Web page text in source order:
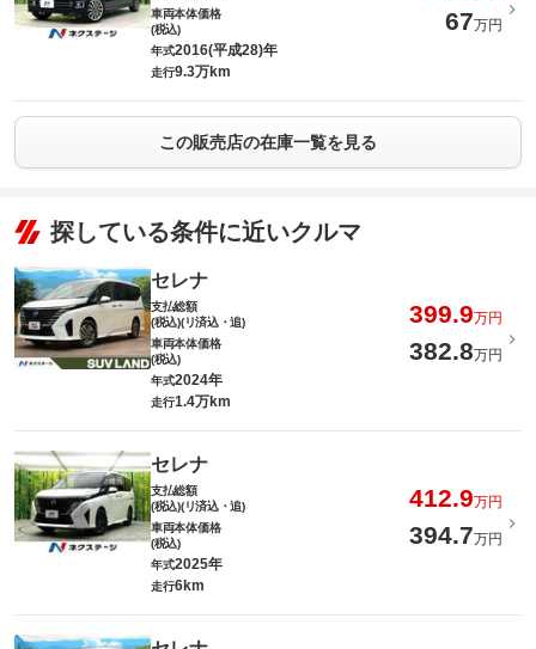
車両本体価格
(税込)
67万円
年式2016(平成28)年
走行9.3万km
この販売店の在庫一覧を見る
探している条件に近いクルマ
セレナ
支払総額
(税込)(リ済込・追)
399.9万円
車両本体価格
(税込)
382.8万円
年式2024年
走行1.4万km
セレナ
支払総額
(税込)(リ済込・追)
412.9万円
車両本体価格
(税込)
394.7万円
年式2025年
走行6km